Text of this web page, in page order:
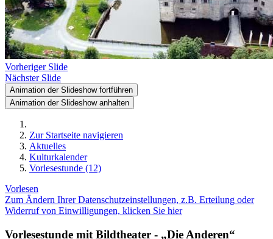
Vorheriger Slide
Nächster Slide
Animation der Slideshow fortführen
Animation der Slideshow anhalten
Zur Startseite navigieren
Aktuelles
Kulturkalender
Vorlesestunde (12)
Vorlesen
Zum Ändern Ihrer Datenschutzeinstellungen, z.B. Erteilung oder
Widerruf von Einwilligungen, klicken Sie hier
Vorlesestunde mit Bildtheater - „Die Anderen“